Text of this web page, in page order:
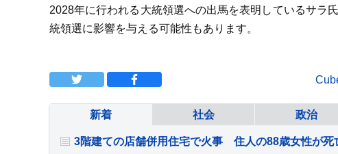
2028年に行われる大統領選への出馬を表明しているサラ
統領選に影響を与える可能性もあります。
新着 社会 政治
3階建ての店舗併用住宅で火事 住人の88歳女性が死